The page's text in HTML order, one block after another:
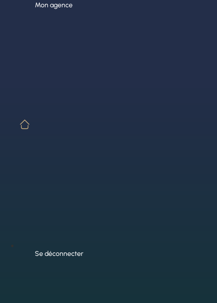
Mon agence
Se déconnecter